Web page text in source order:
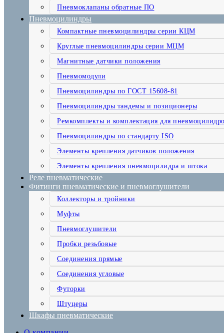
Пневмоклапаны обратные ПО
Пневмоцилиндры
Компактные пневмоцилиндры серии КЦМ
Круглые пневмоцилиндры серии МЦМ
Магнитные датчики положения
Пневмомодули
Пневмоцилиндры по ГОСТ 15608-81
Пневмоцилиндры тандемы и позиционеры
Ремкомплекты и комплектация для
Пневмоцилиндры по стандарту ISO
Элементы крепления датчиков положения
Элементы крепления пневмоцилидра и штока
Реле пневматические
Фитинги пневматические и пневмоглушители
Коллекторы и тройники
Муфты
Пневмоглушители
Пробки резьбовые
Соединения прямые
Соединения угловые
Футорки
Штуцеры
Шкафы пневматические